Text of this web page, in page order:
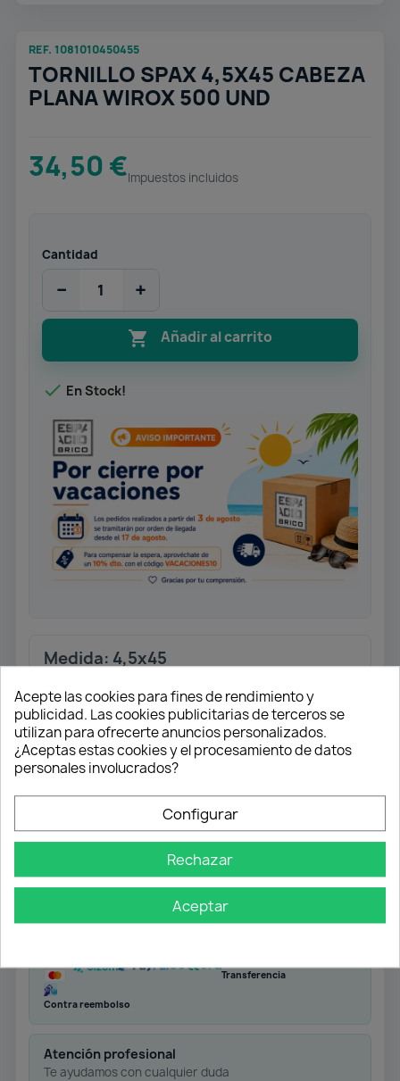
REF. 1081010450455
TORNILLO SPAX 4,5X45 CABEZA
PLANA WIROX 500 UND
34,50 €Impuestos incluidos
Cantidad
− +
 Añadir al carrito
 En Stock!
Medida: 4,5x45
Cabeza plana.
Ranura en cruz Z2. Punta 4CUT.
Acabado Wirox.
Caja 500 unidades
Desde 50 € en península
Transferencia
Contra reembolso
Atención profesional
Te ayudamos con cualquier duda
Acepte las cookies para fines de rendimiento y
publicidad. Las cookies publicitarias de terceros se
utilizan para ofrecerte anuncios personalizados.
¿Aceptas estas cookies y el procesamiento de datos
personales involucrados?
Configurar
Rechazar
Aceptar